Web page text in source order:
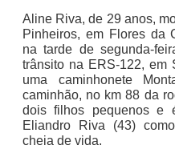
Aline Riva, de 29 anos,
Pinheiros, em Flores da
na tarde de segunda-
trânsito na ERS-122, em
uma caminhonete
caminhão, no km 88 da
dois filhos pequenos e
Eliandro Riva (43)
cheia de vida.